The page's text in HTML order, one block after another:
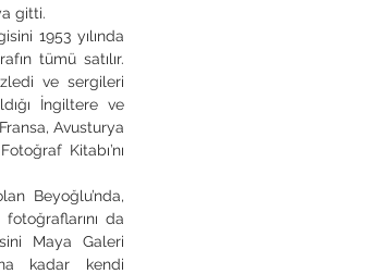
gitti.
1953 yılında
tümü satılır.
ve sergileri
İngiltere ve
Avusturya
Kitabı’nı
Beyoğlu’nda,
da
Maya Galeri
kadar kendi